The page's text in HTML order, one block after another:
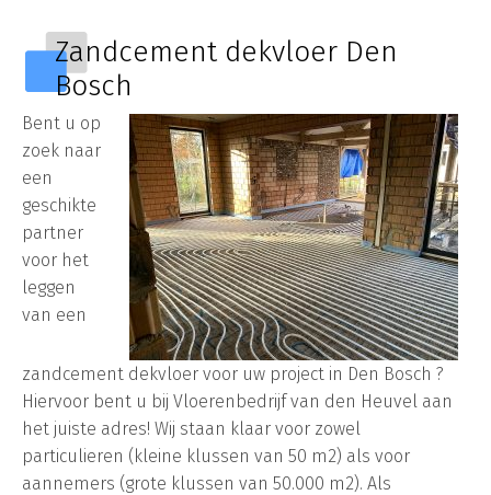
Zandcement dekvloer Den
Bosch
Bent u op
zoek naar
een
geschikte
partner
voor het
leggen
van een
zandcement dekvloer voor uw project in Den Bosch ?
Hiervoor bent u bij Vloerenbedrijf van den Heuvel aan
het juiste adres! Wij staan klaar voor zowel
particulieren (kleine klussen van 50 m2) als voor
aannemers (grote klussen van 50.000 m2). Als